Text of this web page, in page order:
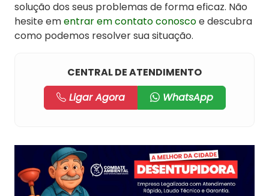
solução dos seus problemas de forma eficaz. Não
hesite ementrar em contato conoscoe descubra
como podemos resolver sua situação.
CENTRAL DE ATENDIMENTO
Ligar Agora
WhatsApp